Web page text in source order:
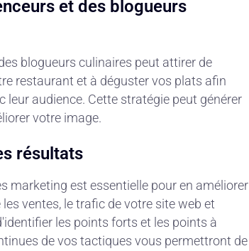
et des blogueurs
blogueurs culinaires peut attirer de
restaurant et à déguster vos plats afin
leur audience. Cette stratégie peut générer
votre image.
résultats
marketing est essentielle pour en améliorer
ventes, le trafic de votre site web et
les points forts et les points à
de vos tactiques vous permettront de